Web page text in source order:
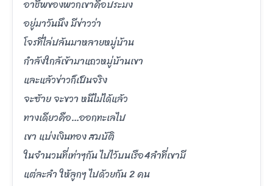
อาชีพของพวกเขาคือประมง
อยู่มาวันนึง มีข่าวว่า
โจรที่ไล่ปล้นมาหลายหมู่บ้าน
กำลังใกล้เข้ามาแถวหมู่บ้านเขา
และแล้วข่าวก็เป็นจริง
จะซ้าย จะขวา หนีไม่ได้แล้ว
ทางเดียวคือ…ออกทะเลไป
เขา แบ่งเงินทอง สมบัติ
ในจำนวนที่เท่าๆกัน ไปไว้บนเรือ4ลำที่เขามี
แต่ละลำ ให้ลูกๆ ไปด้วยกัน 2 คน